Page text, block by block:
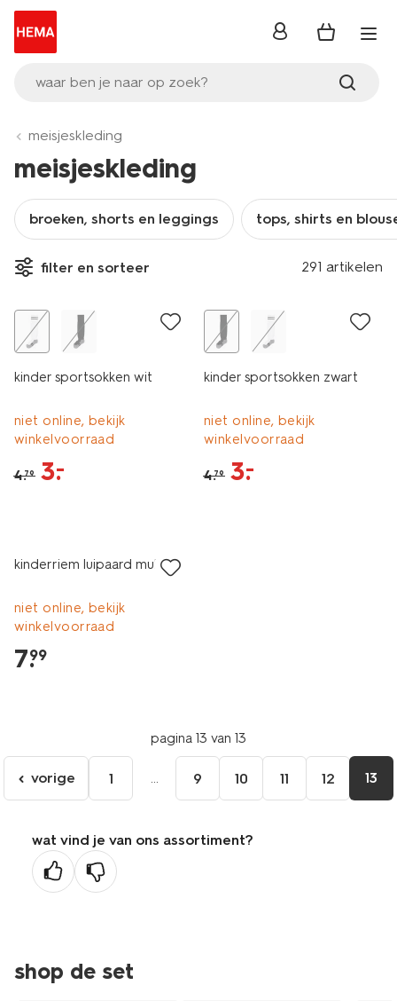
waar ben je naar op zoek?
inloggen
meisjeskleding
meisjeskleding
broeken, shorts en leggings tops, shirts en
filter en sorteer 291 artikelen
korting
kinder sportsokken wit
niet online, bekijk
winkelvoorraad
4.79 3.
–
kinder sportsokken zwart
niet online, bekijk
winkelvoorraad
4.79 3.
–
kinderriem luipaard multi
niet online, bekijk
winkelvoorraad
7.
99
pagina 13 van 13
ga
naar
vorige
pagina
vorige 1 ... 9 10 11 12 13
wat vind je van ons assortiment?
shop de set